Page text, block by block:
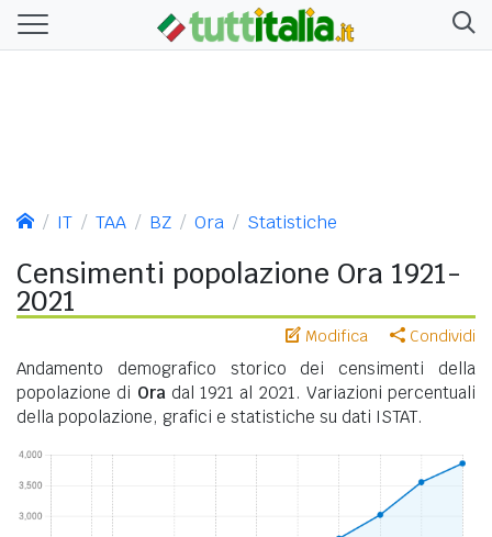
IT TAA BZ Ora Statistiche
Censimenti popolazione Ora 1921-
2021
Modifica Condividi
Andamento demografico storico dei censimenti della
popolazione di Ora dal 1921 al 2021. Variazioni percentuali
della popolazione, grafici e statistiche su dati ISTAT.